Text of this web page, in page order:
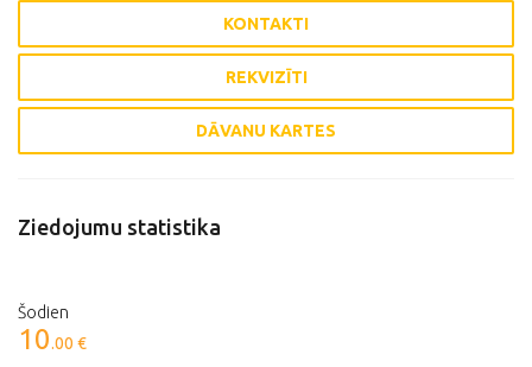
KONTAKTI
REKVIZĪTI
DĀVANU KARTES
Ziedojumu statistika
Šodien
10.00 €